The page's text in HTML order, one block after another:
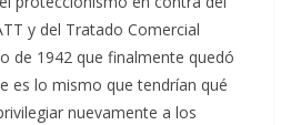
y del Tratado Comercial
de 1942 que finalmente quedó
es lo mismo que tendrían qué
nuevamente a los